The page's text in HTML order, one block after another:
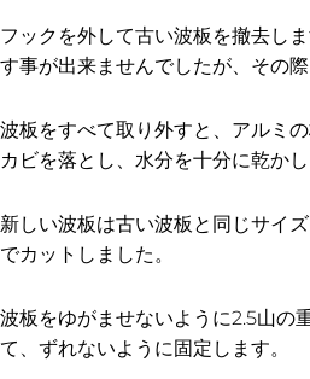
フックを外して古い波板を撤去し
す事が出来ませんでしたが、その
波板をすべて取り外すと、アルミ
カビを落とし、水分を十分に乾か
新しい波板は古い波板と同じサイ
でカットしました。
波板をゆがませないように2.5山の
て、ずれないように固定します。